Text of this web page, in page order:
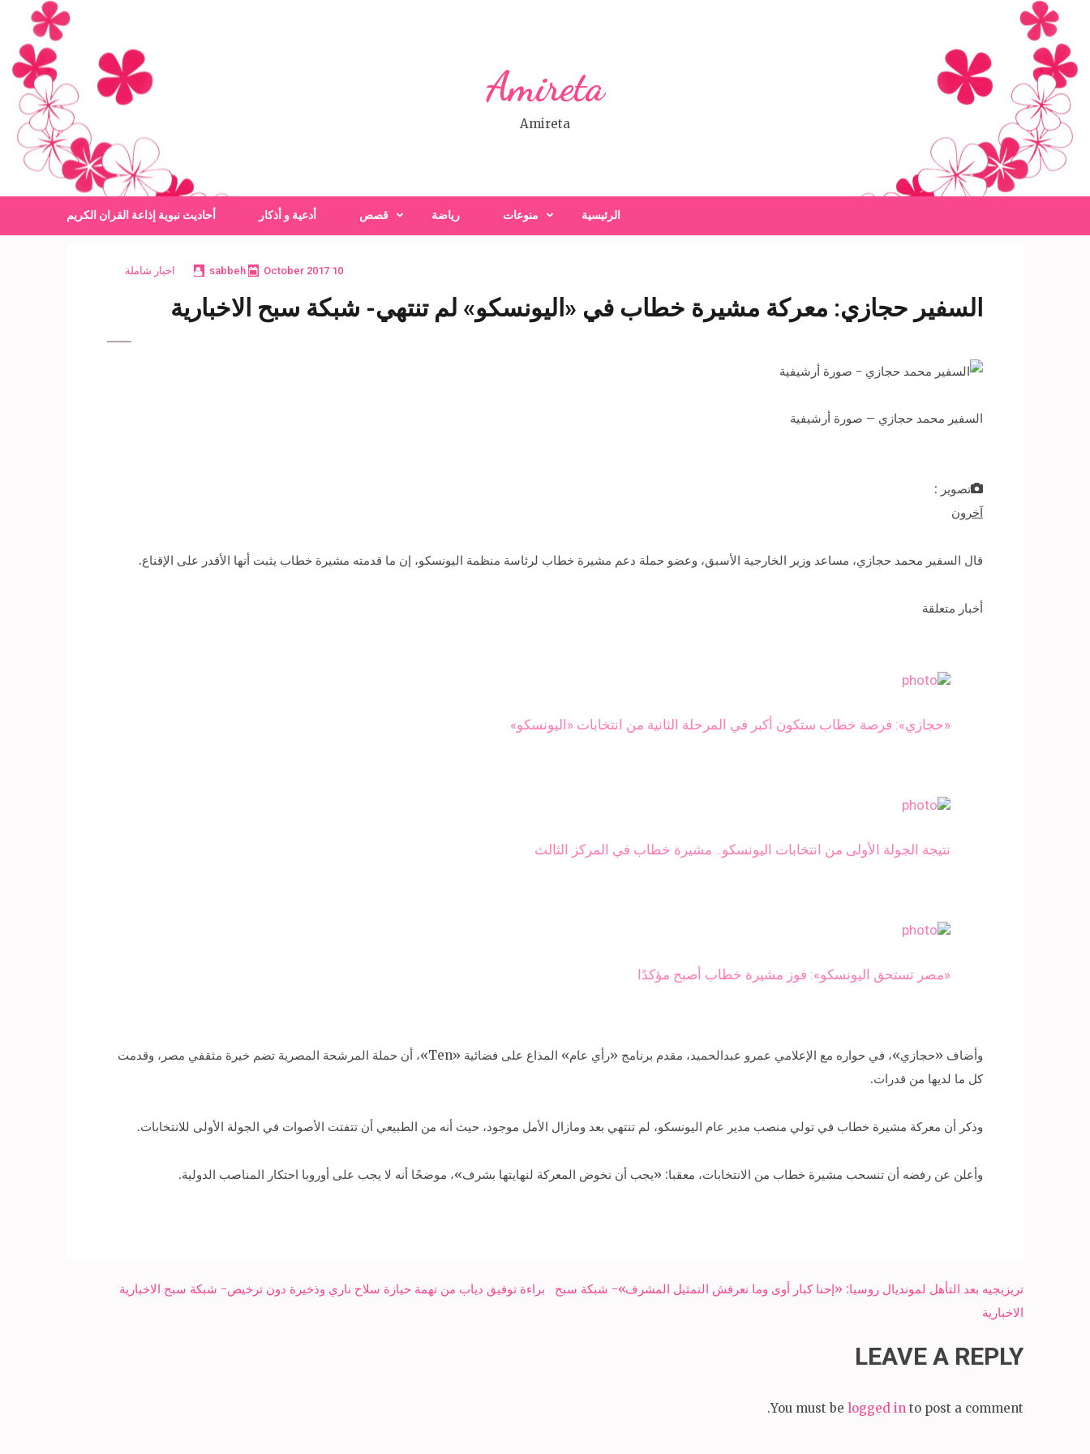
content
(Press
Enter)
Amireta
Amireta
الرئيسية منوعات رياضة قصص أدعية و أذكار أحاديث نبوية إذاعة القران الكريم
10 October 2017
sabbeh اخبار شاملة
السفير حجازي: معركة مشيرة خطاب في «اليونسكو» لم تنتهي- شبكة سبح الاخبارية
السفير محمد حجازي – صورة أرشيفية
تصوير :
آخرون
قال السفير محمد حجازي، مساعد وزير الخارجية الأسبق، وعضو حملة دعم مشيرة خطاب لرئاسة منظمة اليونسكو، إن ما قدمته مشيرة خطاب يثبت أنها الأقدر على الإقناع.
أخبار متعلقة
«حجازي»: فرصة خطاب ستكون أكبر في المرحلة الثانية من انتخابات «اليونسكو»
نتيجة الجولة الأولى من انتخابات اليونسكو.. مشيرة خطاب في المركز الثالث
«مصر تستحق اليونسكو»: فوز مشيرة خطاب أصبح مؤكدًا
وأضاف «حجازي»، في حواره مع الإعلامي عمرو عبدالحميد، مقدم برنامج «رأي عام» المذاع على فضائية «Ten»، أن حملة المرشحة المصرية تضم خيرة مثقفي مصر، وقدمت
كل ما لديها من قدرات.
وذكر أن معركة مشيرة خطاب في تولي منصب مدير عام اليونسكو، لم تنتهي بعد ومازال الأمل موجود، حيث أنه من الطبيعي أن تتفتت الأصوات في الجولة الأولى للانتخابات.
وأعلن عن رفضه أن تنسحب مشيرة خطاب من الانتخابات، معقبا: «يجب أن نخوض المعركة لنهايتها بشرف»، موضحًا أنه لا يجب على أوروبا احتكار المناصب الدولية.
Post
navigation
براءة توفيق دياب من تهمة حيازة سلاح ناري وذخيرة دون ترخيص- شبكة سبح الاخبارية
تريزيجيه بعد التأهل لمونديال روسيا: «إحنا كبار أوى وما نعرفش التمثيل المشرف»- شبكة سبح
الاخبارية
LEAVE A REPLY
You must be logged in to post a comment.